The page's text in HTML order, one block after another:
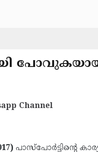
Channel
പാസ്‌പോര്‍ട്ടിന്റെ